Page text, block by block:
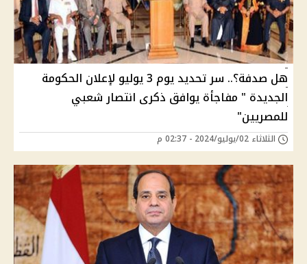
هل صدفة؟.. سر تحديد يوم 3 يوليو لإعلان الحكومة
الجديدة " مفاجأة يوافق ذكرى انتصار شعبي
للمصريين"
الثلاثاء 02/يوليو/2024 - 02:37 م